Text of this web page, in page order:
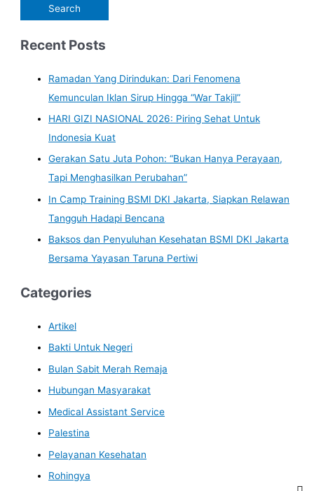
Recent Posts
Ramadan Yang Dirindukan: Dari Fenomena
Kemunculan Iklan Sirup Hingga “War Takjil”
HARI GIZI NASIONAL 2026: Piring Sehat Untuk
Indonesia Kuat
Gerakan Satu Juta Pohon: “Bukan Hanya Perayaan,
Tapi Menghasilkan Perubahan”
In Camp Training BSMI DKI Jakarta, Siapkan Relawan
Tangguh Hadapi Bencana
Baksos dan Penyuluhan Kesehatan BSMI DKI Jakarta
Bersama Yayasan Taruna Pertiwi
Categories
Artikel
Bakti Untuk Negeri
Bulan Sabit Merah Remaja
Hubungan Masyarakat
Medical Assistant Service
Palestina
Pelayanan Kesehatan
Rohingya